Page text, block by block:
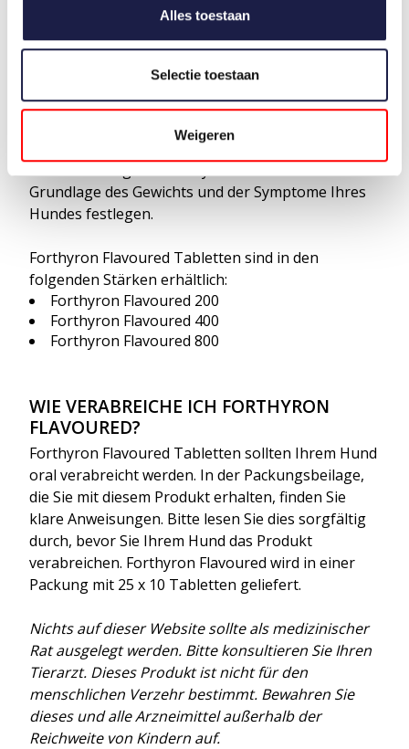
Alles toestaan
Selectie toestaan
Weigeren
Eine Schilddrüsenunterfunktion ist am häufigsten
bei Hunden mittleren Alters (2-6 Jahre) und
häufiger bei größeren Rassen anzutreffen.
Ihr Tierarzt wird die Dosis und Häufigkeit der
Grundlage des Gewichts und der Symptome Ihres
Hundes festlegen.
Forthyron Flavoured Tabletten sind in den
folgenden Stärken erhältlich:
Forthyron Flavoured 200
Forthyron Flavoured 400
Forthyron Flavoured 800
WIE VERABREICHE ICH FORTHYRON
FLAVOURED?
Forthyron Flavoured Tabletten sollten Ihrem Hund
oral verabreicht werden. In der Packungsbeilage,
die Sie mit diesem Produkt erhalten, finden Sie
klare Anweisungen. Bitte lesen Sie dies sorgfältig
durch, bevor Sie Ihrem Hund das Produkt
verabreichen. Forthyron Flavoured wird in einer
Packung mit 25 x 10 Tabletten geliefert.
Nichts auf dieser Website sollte als medizinischer
Rat ausgelegt werden. Bitte konsultieren Sie Ihren
Tierarzt. Dieses Produkt ist nicht für den
menschlichen Verzehr bestimmt. Bewahren Sie
dieses und alle Arzneimittel außerhalb der
Reichweite von Kindern auf.